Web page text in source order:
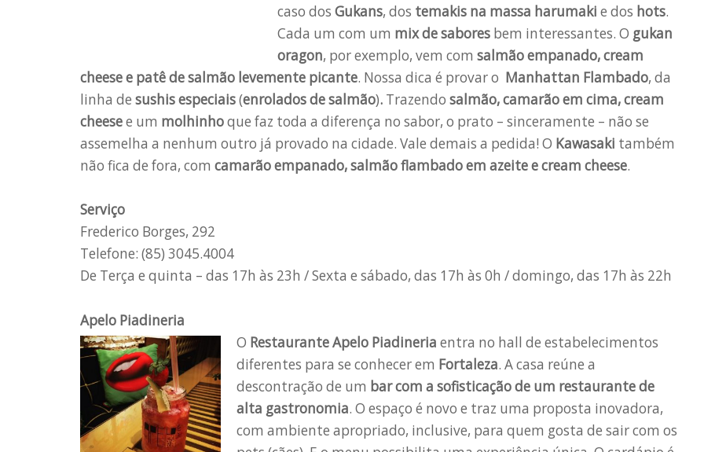
caso dos Gukans, dos temakis na massa harumaki e dos hots.
Cada um com um mix de sabores bem interessantes. O gukan
oragon, por exemplo, vem com salmão empanado, cream
cheese e patê de salmão levemente picante. Nossa dica é provar o Manhattan Flambado, da
linha de sushis especiais(enrolados de salmão). Trazendo salmão, camarão em cima, cream
cheesee um molhinhoque faz toda a diferença no sabor, o prato – sinceramente – não se
assemelha a nenhum outro já provado na cidade. Vale demais a pedida! O Kawasaki também
não fica de fora, com camarão empanado, salmão flambado em azeite e cream cheese.
Serviço
Frederico Borges, 292
Telefone: (85) 3045.4004
De Terça e quinta – das 17h às 23h / Sexta e sábado, das 17h às 0h / domingo, das 17h às 22h
Apelo Piadineria
O Restaurante Apelo Piadineria entra no hall de estabelecimentos
diferentes para se conhecer em Fortaleza. A casa reúne a
descontração de um bar com a sofisticação de um restaurante de
alta gastronomia. O espaço é novo e traz uma proposta inovadora,
com ambiente apropriado, inclusive, para quem gosta de sair com os